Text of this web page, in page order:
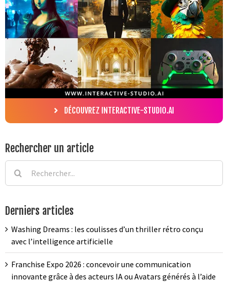
DÉCOUVREZ INTERACTIVE-STUDIO.AI
Rechercher un article
Rechercher:
Derniers articles
Washing Dreams : les coulisses d’un thriller rétro conçu
avec l’intelligence artificielle
Franchise Expo 2026 : concevoir une communication
innovante grâce à des acteurs IA ou Avatars générés à l’aide